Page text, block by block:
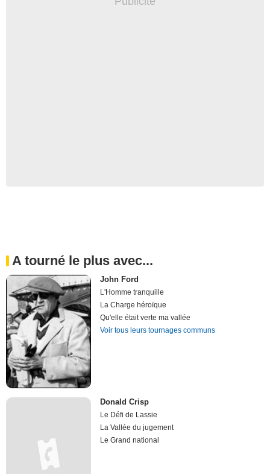
A tourné le plus avec...
John Ford
L'Homme tranquille
La Charge héroïque
Qu'elle était verte ma vallée
Voir tous leurs tournages communs
Donald Crisp
Le Défi de Lassie
La Vallée du jugement
Le Grand national